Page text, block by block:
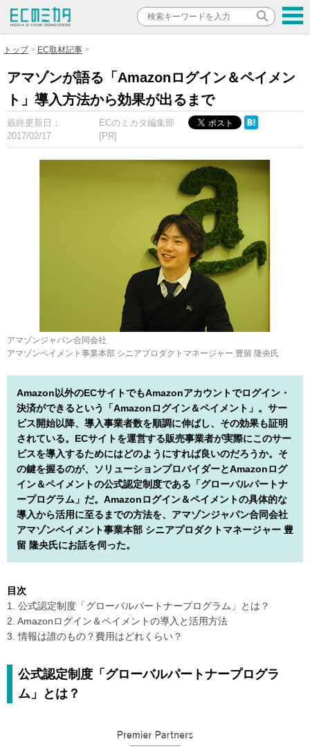
トップ EC取材記事
アマゾンが語る「Amazonログイン＆ペイメン
ト」導入方法から効果が出るまで
最終更新日：
2017/02/17
ECのミカタ編集部
[PR]
アマゾンジャパン合同会社
アマゾンペイメント事業本部 シニアプロダクトマネージャー 豊留 隆央氏
Amazon以外のECサイトでもAmazonアカウントでログイン・
決済ができるという「Amazonログイン＆ペイメント」。サー
ビス開始以降、導入事業者数を順調に伸ばし、その効果も証明
されている。ECサイトを運営する販売事業者が実際にこのサー
ビスを導入するためにはどのようにすれば良いのだろうか。そ
の鍵を握るのが、ソリューションプロバイダーとAmazonログ
イン＆ペイメントの公式認定制度である「グローバルパートナ
ープログラム」だ。Amazonログイン＆ペイメントの具体的な
導入から活用に至るまでの方法を、アマゾンジャパン合同会社
アマゾンペイメント事業本部 シニアプロダクトマネージャー 豊
留 隆央氏にお話を伺った。
目次
1. 公式認定制度「グローバルパートナープログラム」とは？
2. Amazonログイン＆ペイメントの導入と活用方法
3. 情報は誰のもの？費用はどれくらい？
公式認定制度「グローバルパートナープログラ
ム」とは？